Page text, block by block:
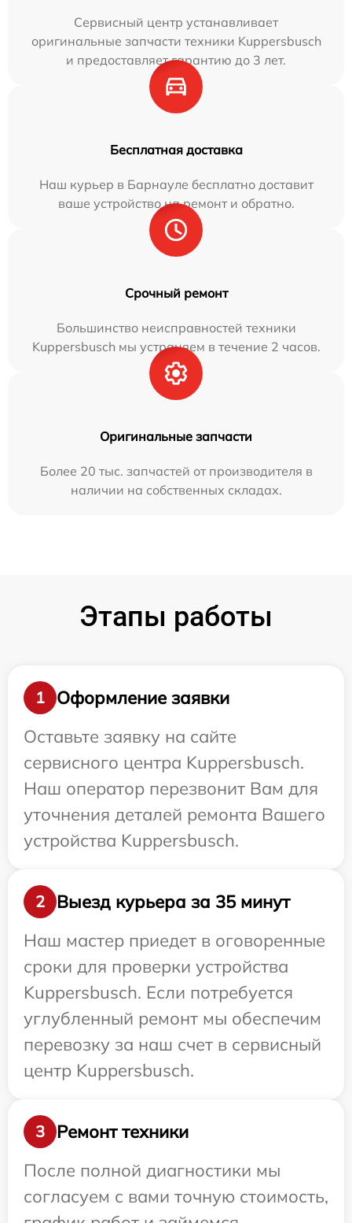
Сервисный центр устанавливает
оригинальные запчасти техники Kuppersbusch
и предоставляет гарантию до 3 лет.
Бесплатная доставка
Наш курьер в Барнауле бесплатно доставит
ваше устройство на ремонт и обратно.
Срочный ремонт
Большинство неисправностей техники
Kuppersbusch мы устраняем в течение 2 часов.
Оригинальные запчасти
Более 20 тыс. запчастей от производителя в
наличии на собственных складах.
Этапы работы
1
Оформление заявки
Оставьте заявку на сайте
сервисного центра Kuppersbusch.
Наш оператор перезвонит Вам для
уточнения деталей ремонта Вашего
устройства Kuppersbusch.
2
Выезд курьера за 35 минут
Наш мастер приедет в оговоренные
сроки для проверки устройства
Kuppersbusch. Если потребуется
углубленный ремонт мы обеспечим
перевозку за наш счет в сервисный
центр Kuppersbusch.
3
Ремонт техники
После полной диагностики мы
согласуем с вами точную стоимость,